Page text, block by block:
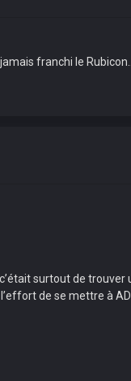
franchi le Rubicon...
surtout de
de se mettre à